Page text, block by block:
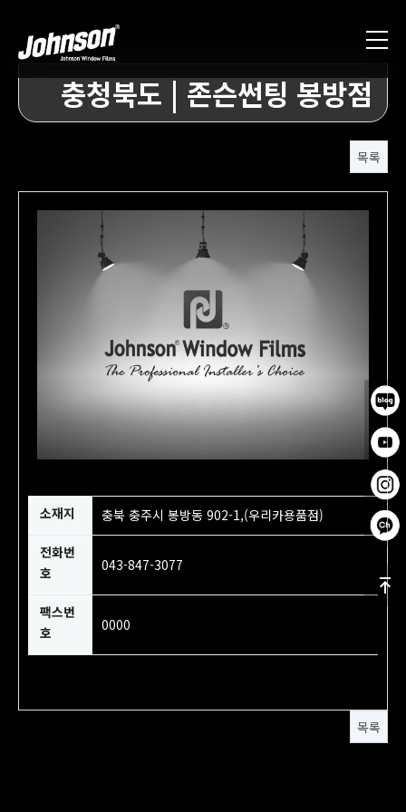
충청북도 | 존슨썬팅 봉방점
목록
소재지 충북 충주시 봉방동 902-1,(우리카용품점)
전화번
호
043-847-3077
팩스번
호
0000
목록